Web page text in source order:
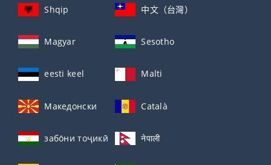
Shqip 中文（台灣）
Magyar Sesotho
eesti keel Malti
Македонски Català
забо́ни тоҷикӣ́ नेपाली